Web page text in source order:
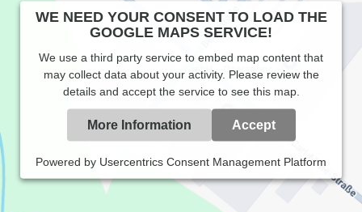
WE NEED YOUR CONSENT TO LOAD THE
GOOGLE MAPS SERVICE!
We use a third party service to embed map content that
may collect data about your activity. Please review the
details and accept the service to see this map.
More Information Accept
Powered by Usercentrics Consent Management Platform